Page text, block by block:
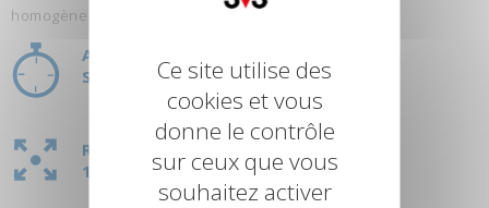
homogène impeccable;
AU TOUCHER : 30MIN
SÉCHAGE COMPLET : 3H
RENDEMENT
10 M2/L
Ce site utilise des
cookies et vous
donne le contrôle
sur ceux que vous
souhaitez activer